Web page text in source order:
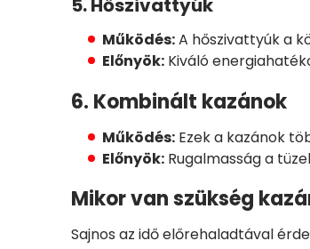
5. Hőszivattyúk
Működés:A hőszivattyúk a
Előnyök: Kiváló
6. Kombinált kazánok
Működés: Ezek a kazánok
Előnyök: Rugalmasság a
Mikor van szükség
Sajnos az idő előrehaladtával